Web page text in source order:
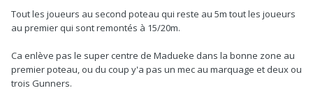
Tout les joueurs au second poteau qui reste au 5m tout les joueurs
au premier qui sont remontés à 15/20m.
Ca enlève pas le super centre de Madueke dans la bonne zone au
premier poteau, ou du coup y'a pas un mec au marquage et deux ou
trois Gunners.